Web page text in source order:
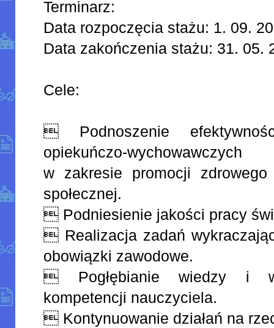
Terminarz:
Data rozpoczęcia stażu: 1. 09.
Data zakończenia stażu: 31. 05.
Cele:
 Podnoszenie
opiekuńczo-wychowawczych
w zakresie promocji
społecznej.
 Podniesienie jakości pracy
 Realizacja zadań
obowiązki zawodowe.
 Pogłębianie wiedzy i
kompetencji nauczyciela.
 Kontynuowanie działań na